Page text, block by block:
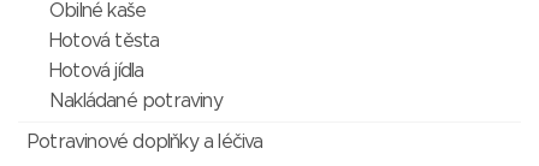
Obilné kaše
Hotová těsta
Hotová jídla
Nakládané potraviny
Potravinové doplňky a léčiva